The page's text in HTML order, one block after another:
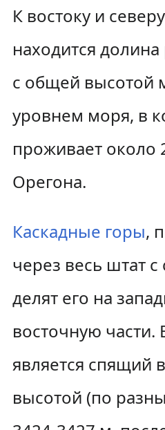
К востоку и
находится долина
с общей высотой
уровнем моря, в
проживает около
Орегона.
Каскадные горы,
через весь штат с
делят его на
восточную
является спящий
высотой (по